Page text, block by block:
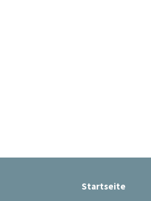
Startseite